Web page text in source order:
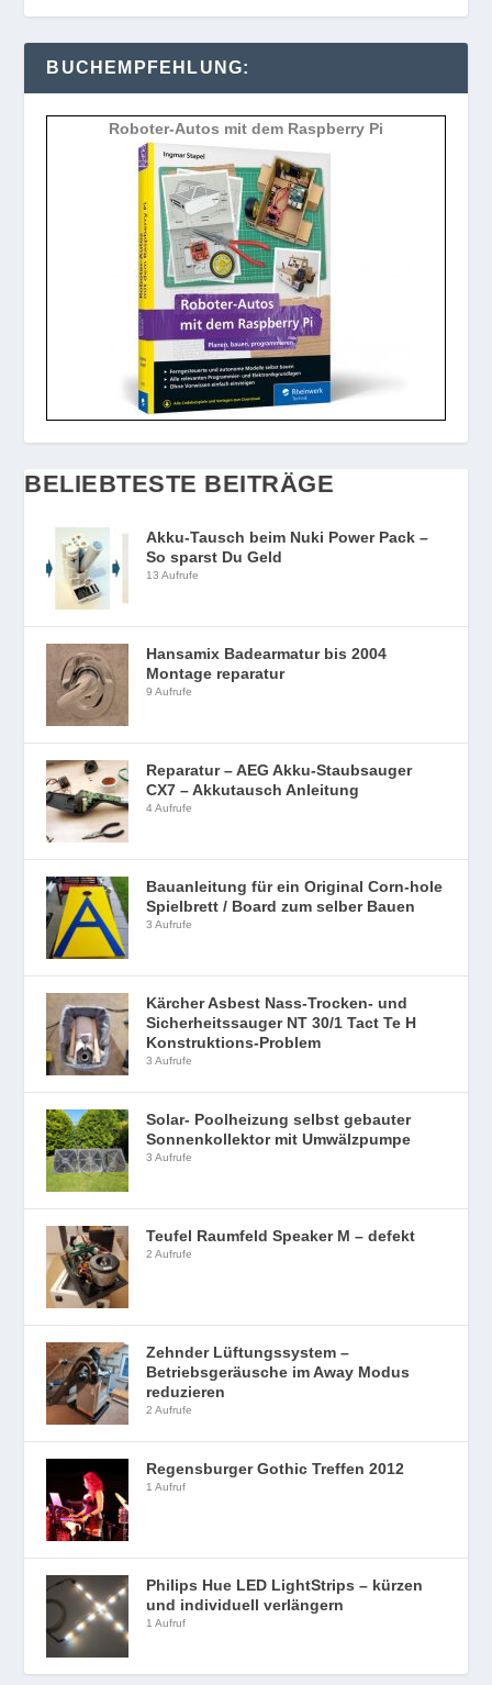
BUCHEMPFEHLUNG:
Roboter-Autos mit dem Raspberry Pi
BELIEBTESTE BEITRÄGE
Akku-Tausch beim Nuki Power Pack –
So sparst Du Geld
13 Aufrufe
Hansamix Badearmatur bis 2004
Montage reparatur
9 Aufrufe
Reparatur – AEG Akku-Staubsauger
CX7 – Akkutausch Anleitung
4 Aufrufe
Bauanleitung für ein Original Corn-hole
Spielbrett / Board zum selber Bauen
3 Aufrufe
Kärcher Asbest Nass-Trocken- und
Sicherheitssauger NT 30/1 Tact Te H
Konstruktions-Problem
3 Aufrufe
Solar- Poolheizung selbst gebauter
Sonnenkollektor mit Umwälzpumpe
3 Aufrufe
Teufel Raumfeld Speaker M – defekt
2 Aufrufe
Zehnder Lüftungssystem –
Betriebsgeräusche im Away Modus
reduzieren
2 Aufrufe
Regensburger Gothic Treffen 2012
1 Aufruf
Philips Hue LED LightStrips – kürzen
und individuell verlängern
1 Aufruf